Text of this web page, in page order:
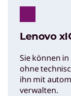
Lenovo
Sie können
ohne
ihn mit
verwalten.